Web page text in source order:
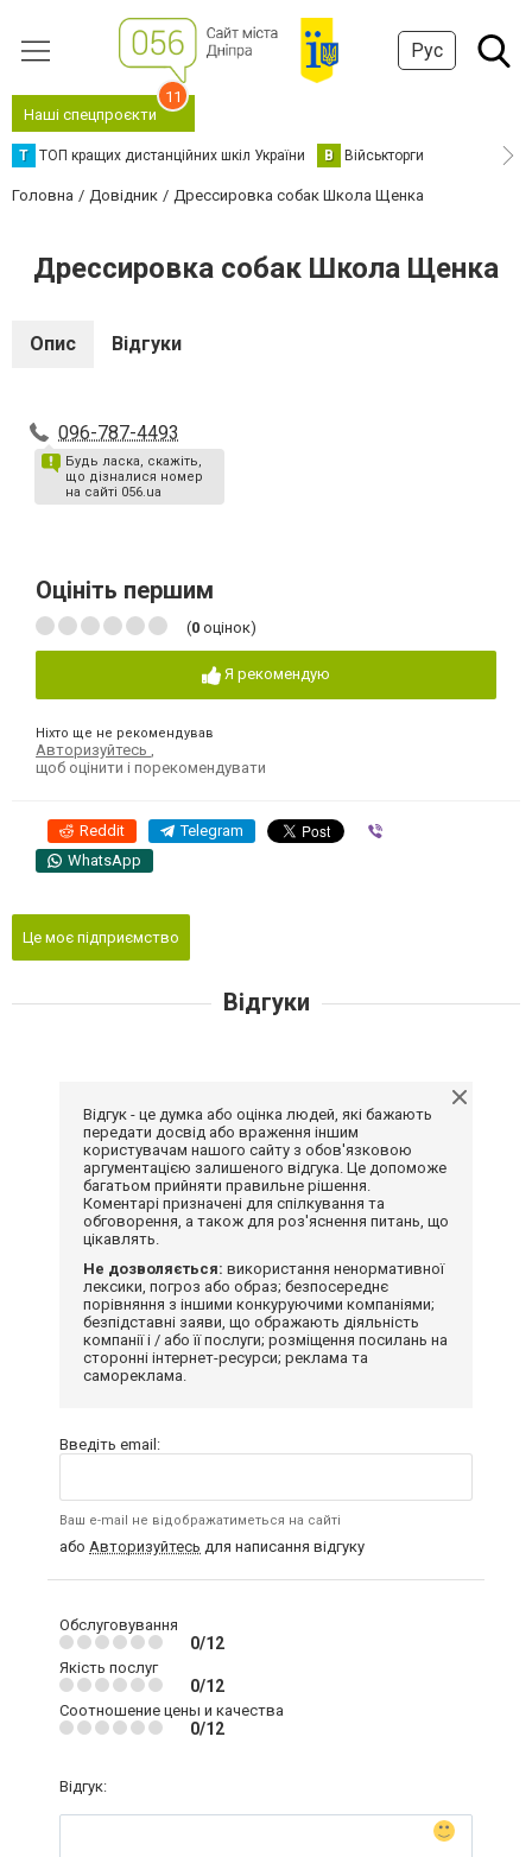
Рус
Наші спецпроєкти
11
Т ТОП кращих дистанційних шкіл України В Військторги
Головна Довідник Дрессировка собак Школа Щенка
Дрессировка собак Школа Щенка
Опис Відгуки
096-787-4493
Будь ласка, скажіть,
що дізналися номер
на сайті 056.ua
Оцініть першим
(0 оцінок)
Я рекомендую
Ніхто ще не рекомендував
Авторизуйтесь
щоб оцінити і порекомендувати
Reddit Telegram
WhatsApp
Це моє підприємство
Відгуки
Відгук - це думка або оцінка людей, які бажають
передати досвід або враження іншим
користувачам нашого сайту з обов'язковою
аргументацією залишеного відгука. Це допоможе
багатьом прийняти правильне рішення.
Коментарі призначені для спілкування та
обговорення, а також для роз'яснення питань, що
цікавлять.
Не дозволяється: використання ненормативної
лексики, погроз або образ; безпосереднє
порівняння з іншими конкуруючими компаніями;
безпідставні заяви, що ображають діяльність
компанії і / або її послуги; розміщення посилань на
сторонні інтернет-ресурси; реклама та
самореклама.
Введіть email:
Ваш e-mail не відображатиметься на сайті
або Авторизуйтесь для написання відгуку
Обслуговування
0/12
Якість послуг
0/12
Соотношение цены и качества
0/12
Відгук: